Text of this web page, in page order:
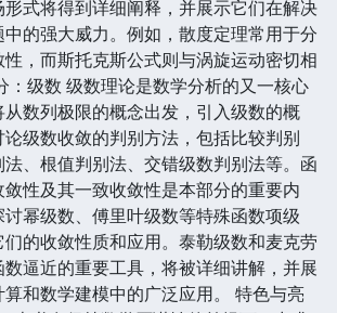
式将得到详细阐释，并展示它们在解决
的强大威力。例如，散度定理常用于分
，而斯托克斯公式则与涡旋运动密切相
：级数 级数理论是数学分析的又一核心
数列极限的概念出发，引入级数的概
级数收敛的判别方法，包括比较判别
、根值判别法、交错级数判别法等。函
性及其一致收敛性是本部分的重要内
幂级数、傅里叶级数等特殊函数项级
的收敛性质和应用。泰勒级数和麦克劳
逼近的重要工具，将被详细讲解，并展
和数学建模中的广泛应用。 特色与亮